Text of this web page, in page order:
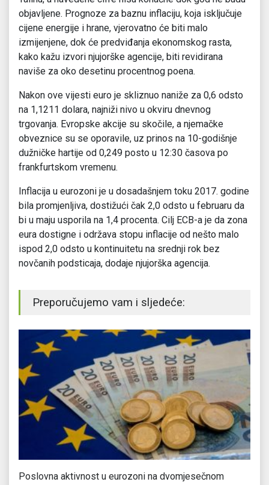
objavljene. Prognoze za baznu inflaciju, koja isključuje
cijene energije i hrane, vjerovatno će biti malo
izmijenjene, dok će predviđanja ekonomskog rasta,
kako kažu izvori njujorške agencije, biti revidirana
naviše za oko desetinu procentnog poena.
Nakon ove vijesti euro je skliznuo naniže za 0,6 odsto
na 1,1211 dolara, najniži nivo u okviru dnevnog
trgovanja. Evropske akcije su skočile, a njemačke
obveznice su se oporavile, uz prinos na 10-godišnje
dužničke hartije od 0,249 posto u 12:30 časova po
frankfurtskom vremenu.
Inflacija u eurozoni je u dosadašnjem toku 2017. godine
bila promjenljiva, dostižući čak 2,0 odsto u februaru da
bi u maju usporila na 1,4 procenta. Cilj ECB-a je da zona
eura dostigne i održava stopu inflacije od nešto malo
ispod 2,0 odsto u kontinuitetu na srednji rok bez
novčanih podsticaja, dodaje njujorška agencija.
Preporučujemo vam i sljedeće:
Poslovna aktivnost u eurozoni na dvomjesečnom